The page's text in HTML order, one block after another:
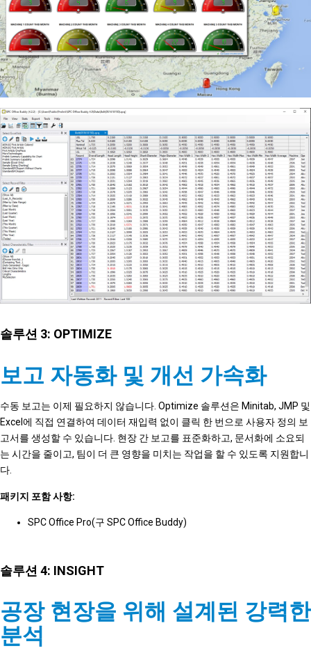
솔루션 3: OPTIMIZE
보고 자동화 및 개선 가속화
수동 보고는 이제 필요하지 않습니다. Optimize 솔루션은 Minitab, JMP 및
Excel에 직접 연결하여 데이터 재입력 없이 클릭 한 번으로 사용자 정의 보
고서를 생성할 수 있습니다. 현장 간 보고를 표준화하고, 문서화에 소요되
는 시간을 줄이고, 팀이 더 큰 영향을 미치는 작업을 할 수 있도록 지원합니
다.
패키지 포함 사항:
SPC Office Pro(구 SPC Office Buddy)
솔루션 4: INSIGHT
공장 현장을 위해 설계된 강력한
분석